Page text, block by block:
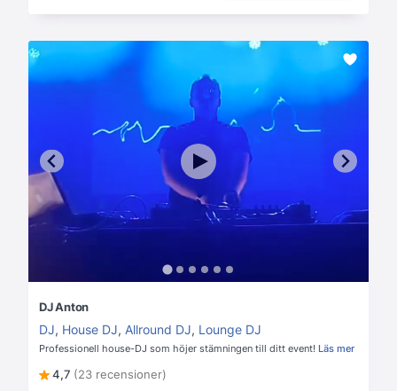
DJ Anton
DJ, House DJ, Allround DJ, Lounge DJ
Professionell house-DJ som höjer stämningen till ditt event! Läs mer
4,7 (23 recensioner)